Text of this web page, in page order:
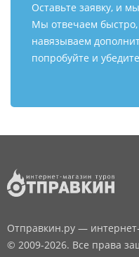
Оставьте заявку, и
Мы отвечаем
навязываем
попробуйте и
Отправкин.ру —
© 2009-2026. Все права